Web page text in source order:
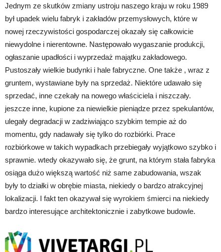
Jednym ze skutków zmiany ustroju naszego kraju w roku 1989
był upadek wielu fabryk i zakładów przemysłowych, które w
nowej rzeczywistości gospodarczej okazały się całkowicie
niewydolne i nierentowne. Następowało wygaszanie produkcji,
ogłaszanie upadłości i wyprzedaż majątku zakładowego.
Pustoszały wielkie budynki i hale fabryczne. One także , wraz z
gruntem, wystawiane były na sprzedaż. Niektóre udawało się
sprzedać, inne czekały na nowego właściciela i niszczały.
jeszcze inne, kupione za niewielkie pieniądze przez spekulantów,
ulegały degradacji w zadziwiająco szybkim tempie aż do
momentu, gdy nadawały się tylko do rozbiórki. Prace
rozbiórkowe w takich wypadkach przebiegały wyjątkowo szybko i
sprawnie. wtedy okazywało się, że grunt, na którym stała fabryka
osiąga dużo większą wartość niż same zabudowania, wszak
były to działki w obrębie miasta, niekiedy o bardzo atrakcyjnej
lokalizacji. I fakt ten okazywał się wyrokiem śmierci na niekiedy
bardzo interesujące architektonicznie i zabytkowe budowle.